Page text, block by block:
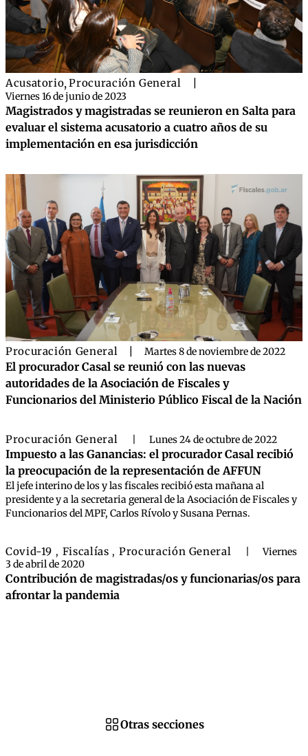
Acusatorio,Procuración General
Viernes 16 de junio de 2023
Magistrados y magistradas se reunieron en Salta para
evaluar el sistema acusatorio a cuatro años de su
implementación en esa jurisdicción
Procuración General Martes 8 de noviembre de 2022
El procurador Casal se reunió con las nuevas
autoridades de la Asociación de Fiscales y
Funcionarios del Ministerio Público Fiscal de la Nación
Procuración General Lunes 24 de octubre de 2022
Impuesto a las Ganancias: el procurador Casal recibió
la preocupación de la representación de AFFUN
El jefe interino de los y las fiscales recibió esta mañana al
presidente y a la secretaria general de la Asociación de Fiscales y
Funcionarios del MPF, Carlos Rívolo y Susana Pernas.
Covid-19 , Fiscalías , Procuración General
Viernes
3 de abril de 2020
Contribución de magistradas/os y funcionarias/os para
afrontar la pandemia
Otras secciones